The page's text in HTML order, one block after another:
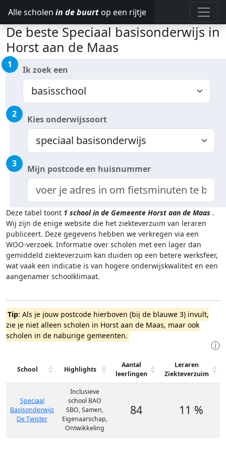
Alle scholen in de buurt op een rijtje
De beste Speciaal basisonderwijs in
Horst aan de Maas
1 Ik zoek een
2 Kies onderwijssoort
3 Mijn postcode en huisnummer
Deze tabel toont 1 school in de Gemeente Horst aan de Maas .
Wij zijn de enige website die het ziekteverzuim van leraren
publiceert. Deze gegevens hebben we verkregen via een
WOO-verzoek. Informatie over scholen met een lager dan
gemiddeld ziekteverzuim kan duiden op een betere werksfeer,
wat vaak een indicatie is van hogere onderwijskwaliteit en een
aangenamer schoolklimaat.
Tip: Als je jouw postcode hierboven (bij de blauwe 3) invult,
zie je niet alleen scholen in Horst aan de Maas, maar ook
scholen in de naburige gemeenten.
ⓘ
School Highlights
Aantal
leerlingen
Leraren
Ziekteverzuim
Speciaal
Basisonderwijs
De Twister
Inclusieve
school BAO
SBO, Samen,
Eigenaarschap,
Ontwikkeling
84 11 %